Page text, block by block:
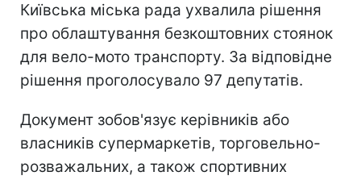
Київська міська рада ухвалила рішення
про облаштування безкоштовних стоянок
для вело-мото транспорту. За відповідне
рішення проголосувало 97 депутатів.
Документ зобов'язує керівників або
власників супермаркетів, торговельно-
розважальних, а також спортивних